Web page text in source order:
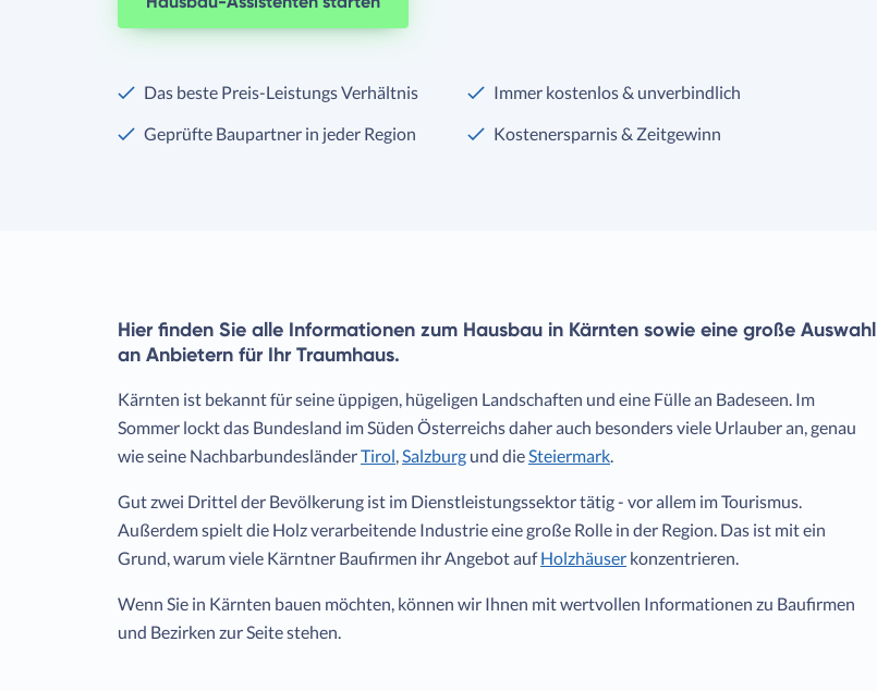
Das beste Preis-Leistungs Verhältnis
Immer kostenlos & unverbindlich
Geprüfte Baupartner in jeder Region
Kostenersparnis & Zeitgewinn
Hier finden Sie alle Informationen zum Hausbau in Kärnten sowie eine große Auswahl
an Anbietern für Ihr Traumhaus.
Kärnten ist bekannt für seine üppigen, hügeligen Landschaften und eine Fülle an Badeseen. Im
Sommer lockt das Bundesland im Süden Österreichs daher auch besonders viele Urlauber an, genau
wie seine NachbarbundesländerTirol,Salzburg und dieSteiermark.
Gut zwei Drittel der Bevölkerung ist im Dienstleistungssektor tätig - vor allem im Tourismus.
Außerdem spielt die Holz verarbeitende Industrie eine große Rolle in der Region. Das ist mit ein
Grund, warum viele Kärntner Baufirmen ihr Angebot aufHolzhäuser konzentrieren.
Wenn Sie in Kärnten bauen möchten, können wir Ihnen mit wertvollen Informationen zu Baufirmen
und Bezirken zur Seite stehen.